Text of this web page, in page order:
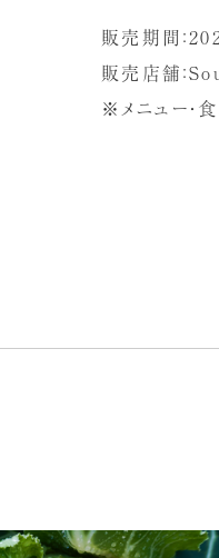
販売期間：
販売店舗：
※メニュー・